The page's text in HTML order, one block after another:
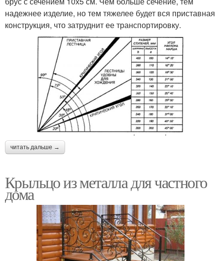
надежнее изделие, но тем тяжелее будет вся приставная
конструкция, что затруднит ее транспортировку.
читать дальше →
Крыльцо из металла для частного
дома